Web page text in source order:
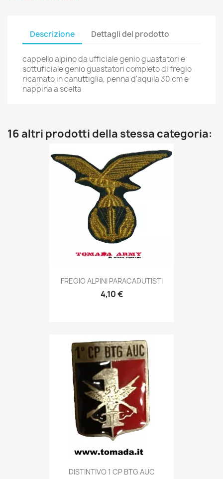
Descrizione Dettagli del prodotto
cappello alpino da ufficiale genio guastatori e
sottuficiale genio guastatori completo di fregio
ricamato in canuttiglia, penna d'aquila 30 cm e
nappina a scelta
16 altri prodotti della stessa categoria:
Anteprima
FREGIO ALPINI PARACADUTISTI
4,10 €
Anteprima
DISTINTIVO 1 CP BTG AUC